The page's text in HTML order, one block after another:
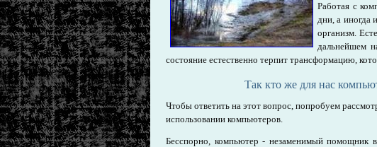
Работая с
дни, а иногда
организм.
дальнейшем
состояние естественно терпит трансформацию,
Так кто же для нас
Чтобы ответить на этот вопрос, попробуем
использовании компьютеров.
Бесспорно, компьютер - незаменимый помощник